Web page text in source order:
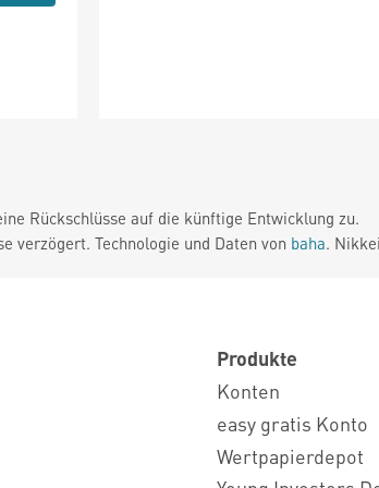
Rückschlüsse auf die künftige Entwicklung zu.
verzögert. Technologie und Daten von baha.
Produkte
Konten
easy gratis Konto
Wertpapierdepot